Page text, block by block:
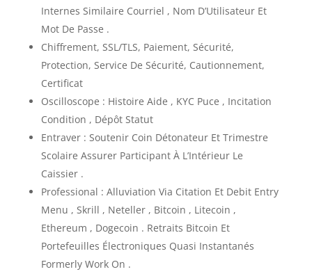
Internes Similaire Courriel , Nom D’Utilisateur Et
Mot De Passe .
Chiffrement, SSL/TLS, Paiement, Sécurité,
Protection, Service De Sécurité, Cautionnement,
Certificat
Oscilloscope : Histoire Aide , KYC Puce , Incitation
Condition , Dépôt Statut
Entraver : Soutenir Coin Détonateur Et Trimestre
Scolaire Assurer Participant À L’Intérieur Le
Caissier .
Professional : Alluviation Via Citation Et Debit Entry
Menu , Skrill , Neteller , Bitcoin , Litecoin ,
Ethereum , Dogecoin . Retraits Bitcoin Et
Portefeuilles Électroniques Quasi Instantanés
Formerly Work On .